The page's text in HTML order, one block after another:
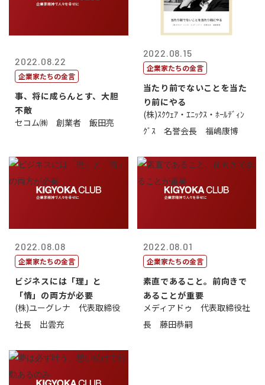
2022.08.22
企業家たちの金言
事、将に成らんとす、大胆
不敵
セコム㈱ 創業者 飯田亮
2022.08.15
企業家たちの金言
当たり前でないことを当た
り前にやる
(株)ｽｸｳｪｱ・ｴﾆｯｸｽ・ﾎｰﾙﾃﾞｨﾝ
ｸﾞｽ 名誉会長 福嶋康博
2022.08.08
企業家たちの金言
ビジネスには「理」と
「情」の両方が必要
(株)ユーグレナ 代表取締役
社長 出雲充
2022.08.01
企業家たちの金言
素直であること。前向きで
あることが重要
メディアドゥ 代表取締役社
長 藤田恭嗣